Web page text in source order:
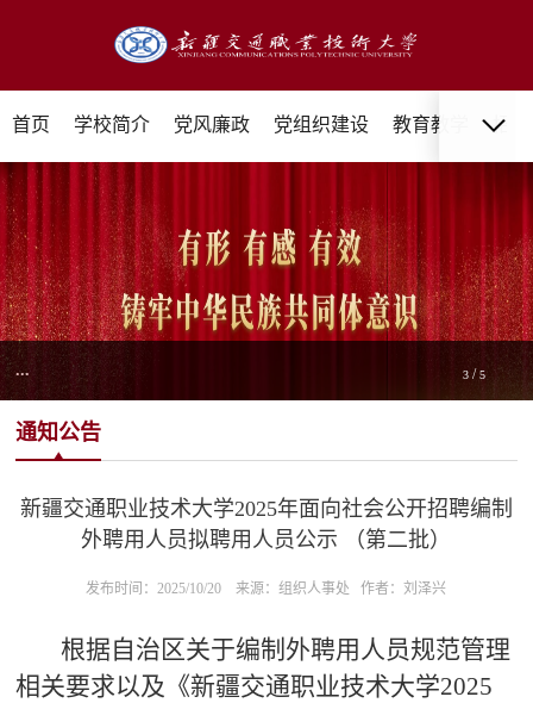
首页 学校简介 党风廉政 党组织建设 教育教学 招
... 3 /5
通知公告
新疆交通职业技术大学2025年面向社会公开招聘编制
外聘用人员拟聘用人员公示 （第二批）
发布时间：2025/10/20 来源：组织人事处 作者：刘泽兴
根据自治区关于编制外聘用人员规范管理
相关要求以及《新疆交通职业技术大学2025